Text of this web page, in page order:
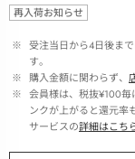
再入荷お知らせ
※ 受注当日から4日後ま
す。
※
購入金額に関わらず、
※ 会員様は、税抜¥100毎
ンクが上がると還元率
サービスの詳細はこち